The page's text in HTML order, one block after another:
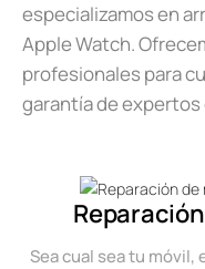
especializamos en
Apple Watch.
profesionales para
garantía de expertos
Sea cual sea tu móvil,